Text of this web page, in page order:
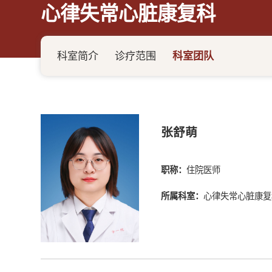
心律失常心脏康复科
科室简介 诊疗范围 科室团队
张舒萌
职称：​住院医师
所属科室：心律失常心脏康